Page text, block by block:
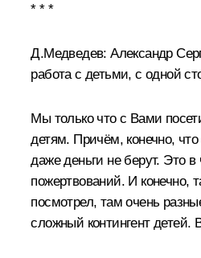
* * *
Д.Медведев:Александр
работа с детьми, с одной
Мы только что с Вами
детям. Причём, конечно,
даже деньги не берут. Это
пожертвований. И конечно,
посмотрел, там очень
сложный контингент детей.